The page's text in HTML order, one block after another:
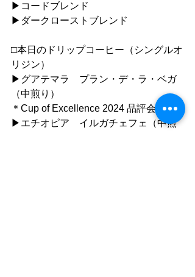
▶︎コードブレンド
▶︎ダークローストブレンド
□本日のドリップコーヒー（シングルオ
リジン）
▶︎グアテマラ　プラン・デ・ラ・ベガ
（中煎り）
＊Cup of Excellence 2024 品評会２位
▶︎エチオピア　イルガチェフェ（中煎